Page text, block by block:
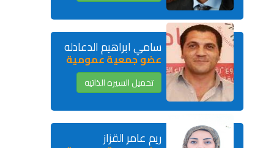
سامي ابراهيم الدعادله
عضو جمعية عمومية
تحميل السيره الذاتيه
ريم عامر القزاز